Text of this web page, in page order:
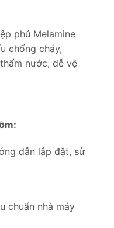
phủ Melamine
chống cháy,
nước, dễ vệ
dẫn lắp đặt, sử
chuẩn nhà máy